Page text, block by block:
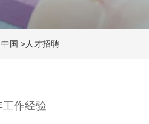
国 >人才招聘
作经验